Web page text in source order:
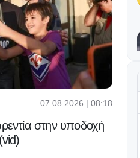
07.08.2026 | 08:18
στην υποδοχή